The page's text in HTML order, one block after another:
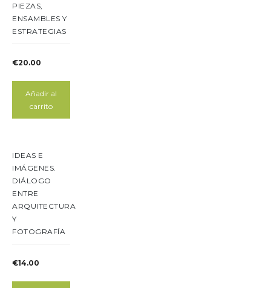
PIEZAS,
ENSAMBLES Y
ESTRATEGIAS
€20.00
Añadir al
carrito
IDEAS E
IMÁGENES.
DIÁLOGO
ENTRE
ARQUITECTURA
Y
FOTOGRAFÍA
€14.00